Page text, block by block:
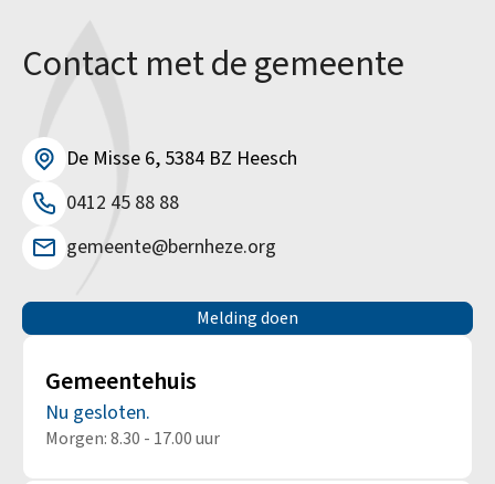
Contact met de gemeente
De Misse 6, 5384 BZ Heesch
0412 45 88 88
gemeente@bernheze.org
Melding doen
Gemeentehuis
Nu gesloten.
Morgen: 8.30 - 17.00 uur